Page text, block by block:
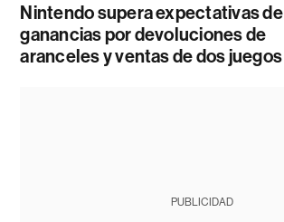
Nintendo supera expectativas de
ganancias por devoluciones de
aranceles y ventas de dos juegos
PUBLICIDAD